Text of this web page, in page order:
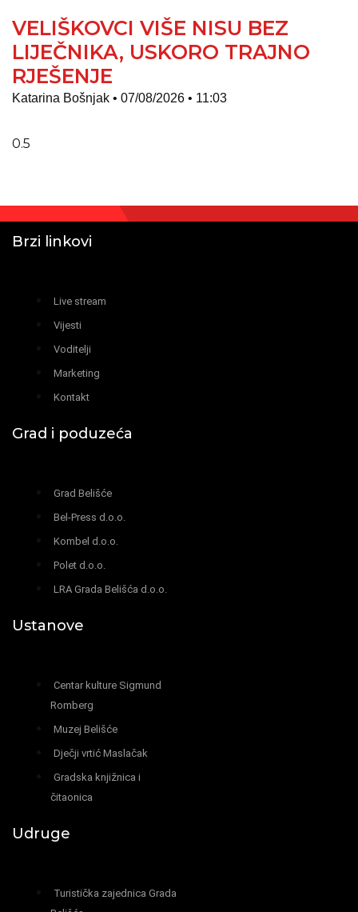
VELIŠKOVCI VIŠE NISU BEZ
LIJEČNIKA, USKORO TRAJNO
RJEŠENJE
Katarina Bošnjak 07/08/2026 11:03
Brzi linkovi
Live stream
Vijesti
Voditelji
Marketing
Kontakt
Grad i poduzeća
Grad Belišće
Bel-Press d.o.o.
Kombel d.o.o.
Polet d.o.o.
LRA Grada Belišća d.o.o.
Ustanove
Centar kulture Sigmund
Romberg
Muzej Belišće
Dječji vrtić Maslačak
Gradska knjižnica i
čitaonica
Udruge
Turistička zajednica Grada